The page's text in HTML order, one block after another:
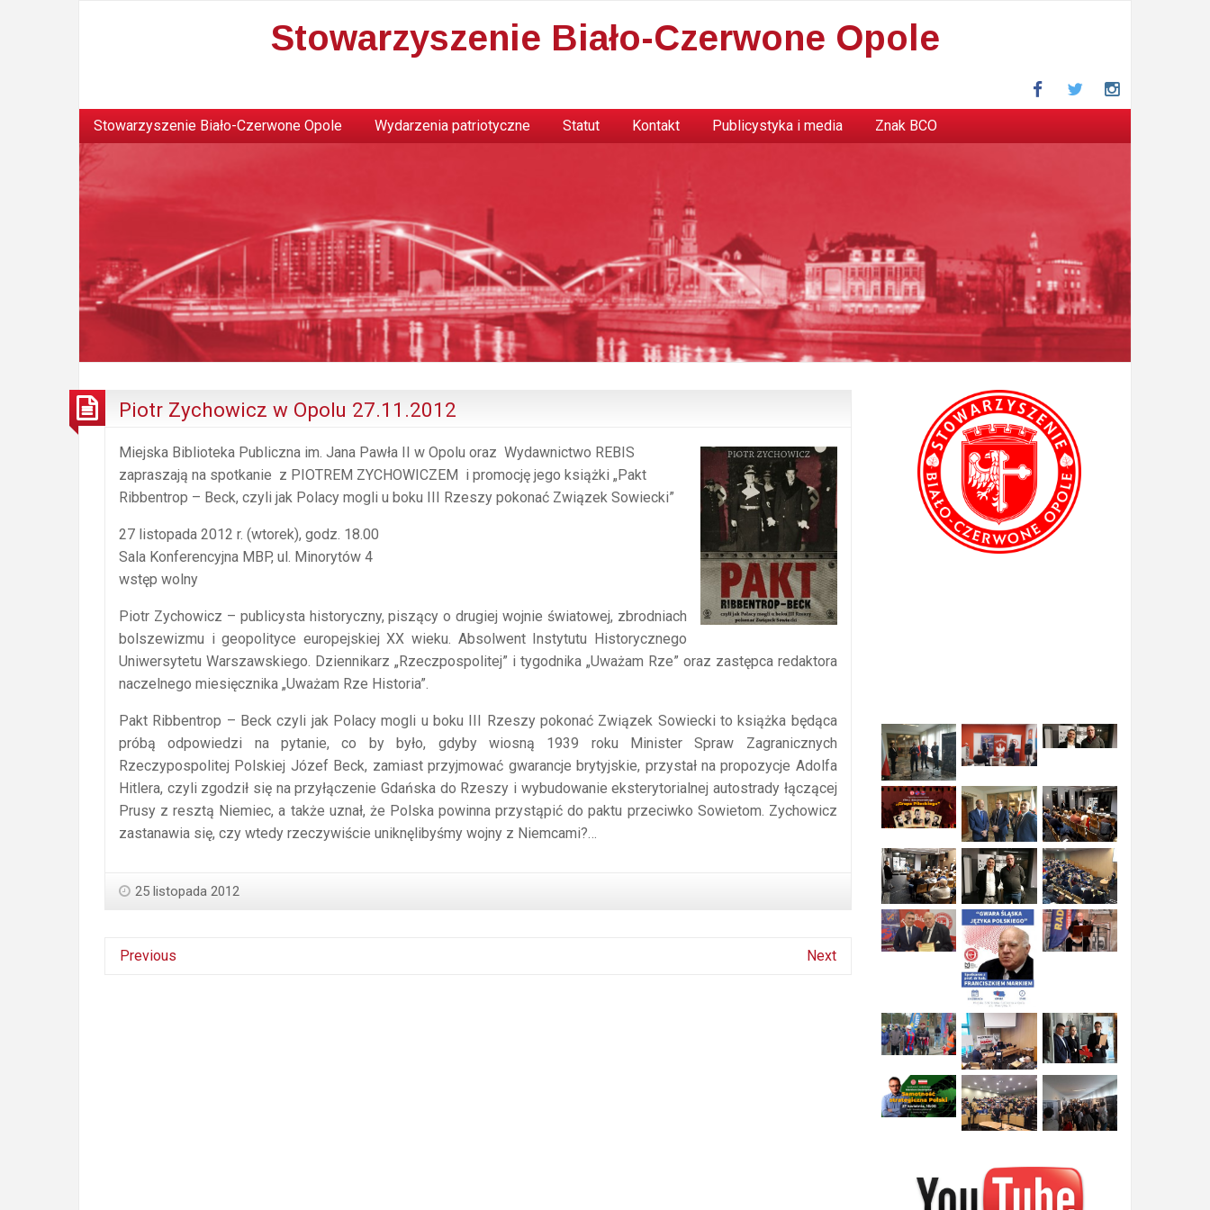
Stowarzyszenie Biało-Czerwone Opole
FacebookTwitter
Stowarzyszenie Biało-Czerwone Opole Wydarzenia patriotyczne Statut Kontakt Publicystyka i media Znak BCO
Piotr Zychowicz w Opolu 27.11.2012
Miejska Biblioteka Publiczna im. Jana Pawła II w Opolu oraz Wydawnictwo REBIS
zapraszają na spotkanie z PIOTREM ZYCHOWICZEM i promocję jego książki „Pakt
Ribbentrop – Beck, czyli jak Polacy mogli u boku III Rzeszy pokonać Związek Sowiecki”
27 listopada 2012 r. (wtorek), godz. 18.00
Sala Konferencyjna MBP, ul. Minorytów 4
wstęp wolny
Piotr Zychowicz – publicysta historyczny, piszący o drugiej wojnie światowej, zbrodniach
bolszewizmu i geopolityce europejskiej XX wieku. Absolwent Instytutu Historycznego
Uniwersytetu Warszawskiego. Dziennikarz „Rzeczpospolitej” i tygodnika „Uważam Rze” oraz zastępca redaktora
naczelnego miesięcznika „Uważam Rze Historia”.
Pakt Ribbentrop – Beck czyli jak Polacy mogli u boku III Rzeszy pokonać Związek Sowiecki to książka będąca
próbą odpowiedzi na pytanie, co by było, gdyby wiosną 1939 roku Minister Spraw Zagranicznych
Rzeczypospolitej Polskiej Józef Beck, zamiast przyjmować gwarancje brytyjskie, przystał na propozycje Adolfa
Hitlera, czyli zgodził się na przyłączenie Gdańska do Rzeszy i wybudowanie eksterytorialnej autostrady łączącej
Prusy z resztą Niemiec, a także uznał, że Polska powinna przystąpić do paktu przeciwko Sowietom. Zychowicz
zastanawia się, czy wtedy rzeczywiście uniknęlibyśmy wojny z Niemcami?…
25 listopada 2012
Previous Next